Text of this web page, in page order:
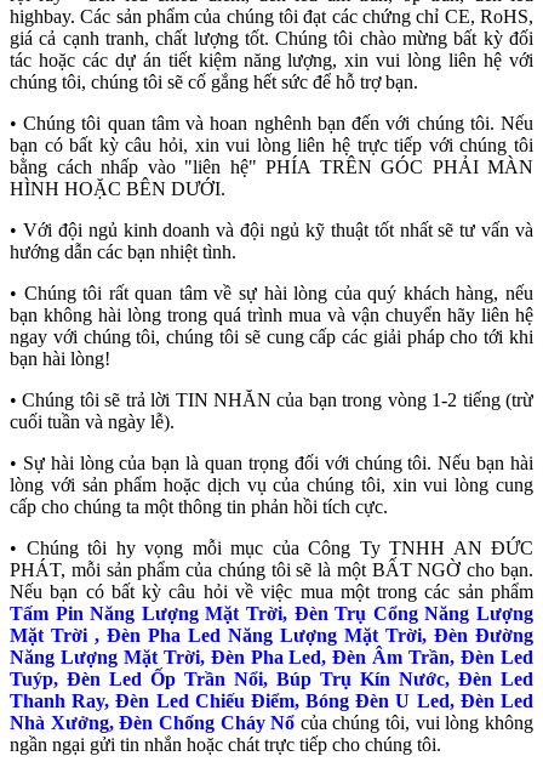
highbay. Các sản phẩm của chúng tôi đạt các chứng chỉ CE, RoHS,
giá cả cạnh tranh, chất lượng tốt. Chúng tôi chào mừng bất kỳ đối
tác hoặc các dự án tiết kiệm năng lượng, xin vui lòng liên hệ với
chúng tôi, chúng tôi sẽ cố gắng hết sức để hỗ trợ bạn.
• Chúng tôi quan tâm và hoan nghênh bạn đến với chúng tôi. Nếu
bạn có bất kỳ câu hỏi, xin vui lòng liên hệ trực tiếp với chúng tôi
bằng cách nhấp vào "liên hệ" PHÍA TRÊN GÓC PHẢI MÀN
HÌNH HOẶC BÊN DƯỚI.
• Với đội ngủ kinh doanh và đội ngủ kỹ thuật tốt nhất sẽ tư vấn và
hướng dẫn các bạn nhiệt tình.
• Chúng tôi rất quan tâm về sự hài lòng của quý khách hàng, nếu
bạn không hài lòng trong quá trình mua và vận chuyển hãy liên hệ
ngay với chúng tôi, chúng tôi sẽ cung cấp các giải pháp cho tới khi
bạn hài lòng!
• Chúng tôi sẽ trả lời TIN NHĂN của bạn trong vòng 1-2 tiếng (trừ
cuối tuần và ngày lễ).
• Sự hài lòng của bạn là quan trọng đối với chúng tôi. Nếu bạn hài
lòng với sản phẩm hoặc dịch vụ của chúng tôi, xin vui lòng cung
cấp cho chúng ta một thông tin phản hồi tích cực.
• Chúng tôi hy vọng mỗi mục của Công Ty TNHH AN ĐỨC
PHÁT, mỗi sản phẩm của chúng tôi sẽ là một BẤT NGỜ cho bạn.
Nếu bạn có bất kỳ câu hỏi về việc mua một trong các sản phẩm
Tấm Pin Năng Lượng Mặt Trời, Đèn Trụ Cổng Năng Lượng
Mặt Trời , Đèn Pha Led Năng Lượng Mặt Trời, Đèn Đường
Năng Lượng Mặt Trời, Đèn Pha Led, Đèn Âm Trần, Đèn Led
Tuýp, Đèn Led Ốp Trần Nổi, Búp Trụ Kín Nước, Đèn Led
Thanh Ray, Đèn Led Chiếu Điểm, Bóng Đèn U Led, Đèn Led
Nhà Xưởng, Đèn Chống Cháy Nổ của chúng tôi, vui lòng không
ngần ngại gửi tin nhắn hoặc chát trực tiếp cho chúng tôi.